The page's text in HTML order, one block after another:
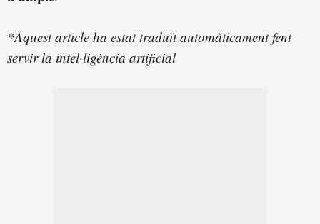
*Aquest article ha estat traduït automàticament fent
servir la intel·ligència artificial